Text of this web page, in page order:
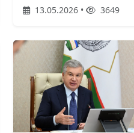
13.05.2026 • 3649